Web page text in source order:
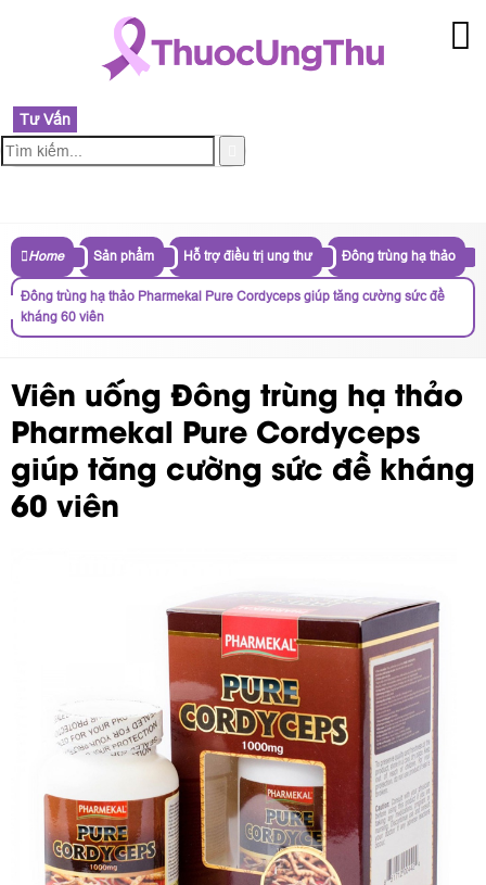
Tư Vấn
Home Sản phẩm Hỗ trợ điều trị ung thư Đông trùng hạ thảo
Đông trùng hạ thảo Pharmekal Pure Cordyceps giúp tăng cường sức đề
kháng 60 viên
Viên uống Đông trùng hạ thảo
Pharmekal Pure Cordyceps
giúp tăng cường sức đề kháng
60 viên